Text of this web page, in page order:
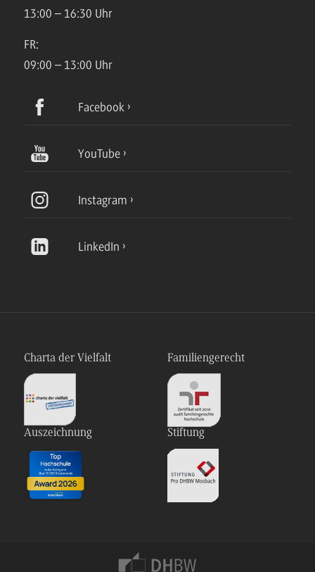
13:00 – 16:30 Uhr
FR:
09:00 – 13:00 Uhr
Facebook
YouTube
Instagram
LinkedIn
Charta der Vielfalt Familiengerecht
Auszeichnung Stiftung